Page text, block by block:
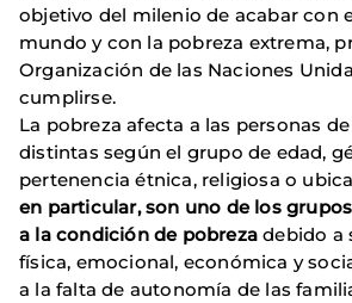
objetivo del milenio de acabar con
mundo y con la pobreza extrema,
Organización de las Naciones
cumplirse.
La pobreza afecta a las personas
distintas según el grupo de edad,
pertenencia étnica, religiosa o
en particular, son uno de los
a la condición de pobreza debido a
física, emocional, económica y
a la falta de autonomía de las